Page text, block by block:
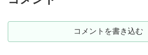
コメントを書き込む